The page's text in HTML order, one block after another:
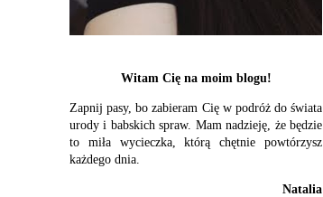
Witam Cię na moim blogu!
Zapnij pasy, bo zabieram Cię w podróż do świata
urody i babskich spraw. Mam nadzieję, że będzie
to miła wycieczka, którą chętnie powtórzysz
każdego dnia.
Natalia